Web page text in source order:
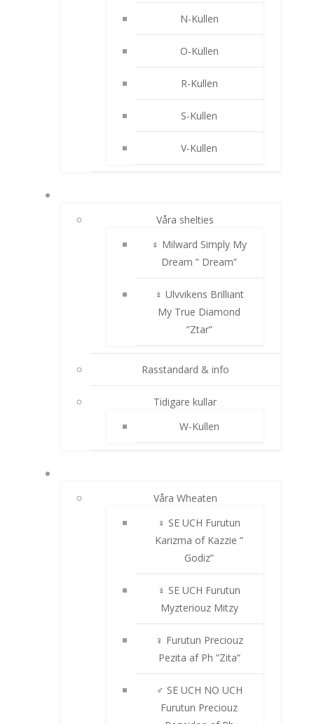
N-Kullen
O-Kullen
R-Kullen
S-Kullen
V-Kullen
Våra shelties
♀ Milward Simply My
Dream ” Dream”
♀ Ulvvikens Brilliant
My True Diamond
”Ztar”
Rasstandard & info
Tidigare kullar
W-Kullen
Våra Wheaten
♀ SE UCH Furutun
Karizma of Kazzie ”
Godiz”
♀ SE UCH Furutun
Myzteriouz Mitzy
♀ Furutun Preciouz
Pezita af Ph ”Zita”
♂ SE UCH NO UCH
Furutun Preciouz